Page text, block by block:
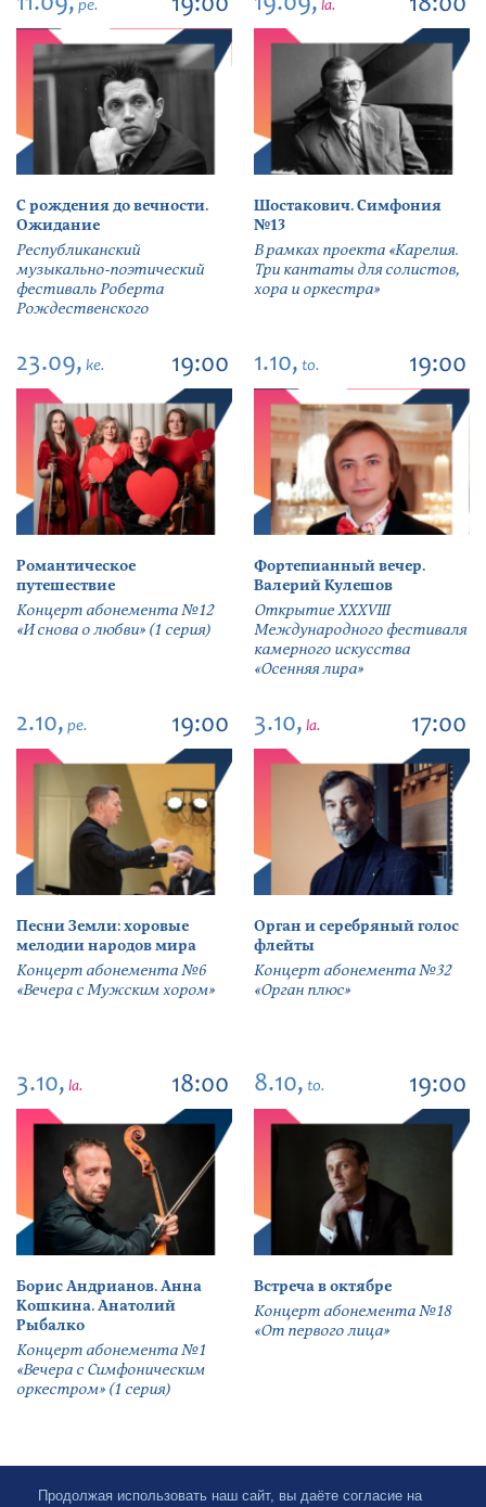
pe. 19:00
С рождения до вечности.
Ожидание
Республиканский
музыкально-поэтический
фестиваль Роберта
Рождественского
la. 18:00
Шостакович. Симфония
№13
В рамках проекта «Карелия.
Три кантаты для солистов,
хора и оркестра»
23.09, ke. 19:00
Романтическое
путешествие
Концерт абонемента №12
«И снова о любви» (1 серия)
1.10, to. 19:00
Фортепианный вечер.
Валерий Кулешов
Открытие ХХХVIII
Международного фестиваля
камерного искусства
«Осенняя лира»
2.10, pe. 19:00
Песни Земли: хоровые
мелодии народов мира
Концерт абонемента №6
«Вечера с Мужским хором»
3.10, la. 17:00
Орган и серебряный голос
флейты
Концерт абонемента №32
«Орган плюс»
3.10, la. 18:00
Борис Андрианов. Анна
Кошкина. Анатолий
Рыбалко
Концерт абонемента №1
«Вечера с Симфоническим
оркестром» (1 серия)
8.10, to. 19:00
Встреча в октябре
Концерт абонемента №18
«От первого лица»
Продолжая использовать наш сайт, вы даёте согласие на